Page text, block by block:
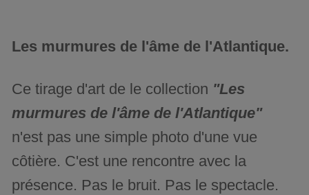
Les murmures de l'âme de l'Atlantique.
Ce tirage d'art de le collection "Les
murmures de l'âme de l'Atlantique"
n'est pas une simple photo d'une vue
côtière. C'est une rencontre avec la
présence. Pas le bruit. Pas le spectacle.